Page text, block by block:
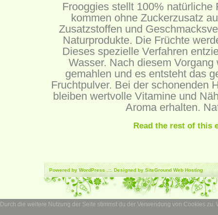
Frooggies stellt 100% natürliche
kommen ohne Zuckerzusatz
Zusatzstoffen und
Naturprodukte. Die Früchte
Dieses spezielle Verfahren
Wasser. Nach diesem Vorgang
gemahlen und es entsteht das
Fruchtpulver. Bei der schonenden
bleiben wertvolle Vitamine und
Aroma erhalten.
Read the rest of this
Powered byWordPress.::. Designed by SiteGroundWeb Hosting
Durch die weitere Nutzung der Seite stimmst du der Verwendung von Cookies zu.